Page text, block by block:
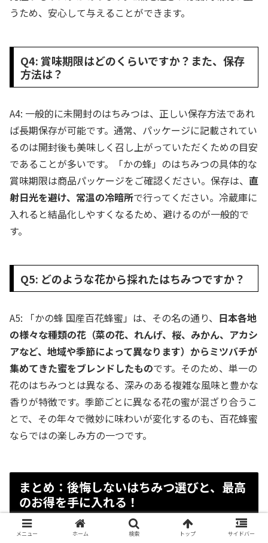
うため、安心して与えることができます。
Q4: 賞味期限はどのくらいですか？また、保存
方法は？
A4: 一般的に未開封のはちみつは、正しい保存方法であれ
ば長期保存が可能です。通常、パッケージに記載されてい
るのは開封後も美味しく召し上がっていただくための目安
であることが多いです。「かの蜂」のはちみつの具体的な
賞味期限は商品パッケージをご確認ください。保存は、 直
射日光を避け、常温の冷暗所で行ってください。冷蔵庫に
入れると結晶化しやすくなるため、避けるのが一般的で
す。
Q5: どのような花から採れたはちみつですか？
A5: 「かの蜂 国産百花蜂蜜」は、その名の通り、 日本各地
の様々な種類の花（菜の花、れんげ、桜、みかん、アカシ
アなど、地域や季節によって異なります）からミツバチが
集めてきた蜜をブレンドしたものです。そのため、単一の
花のはちみつとは異なる、深みのある複雑な風味と豊かな
香りが特徴です。季節ごとに異なる花の蜜が混ざり合うこ
とで、その年々で微妙に味わいが変化するのも、百花蜂蜜
ならではの楽しみ方の一つです。
まとめ：後悔しないはちみつ選びと、最高
のお得を手に入れる！
メニュー ホーム 検索 トップ サイドバー